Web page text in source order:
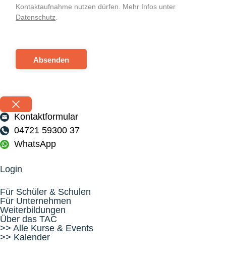
Kontaktaufnahme nutzen dürfen. Mehr Infos unter
Datenschutz.
Absenden
Kontaktformular
04721 59300 37
WhatsApp
Login
Für Schüler & Schulen
Für Unternehmen
Weiterbildungen
Über das TAC
>> Alle Kurse & Events
>> Kalender